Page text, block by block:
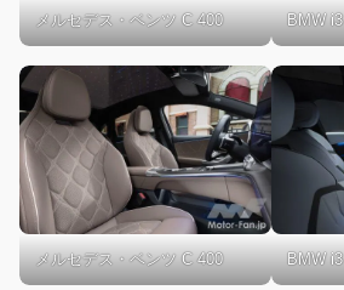
メルセデス・ベンツ C 400 BMW i3
メルセデス・ベンツ C 400 BMW i3